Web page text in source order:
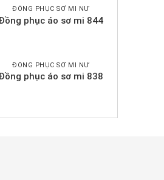
ĐỒNG PHỤC SƠ MI NỮ
phục áo sơ mi 844
ĐỒNG PHỤC SƠ MI NỮ
phục áo sơ mi 838